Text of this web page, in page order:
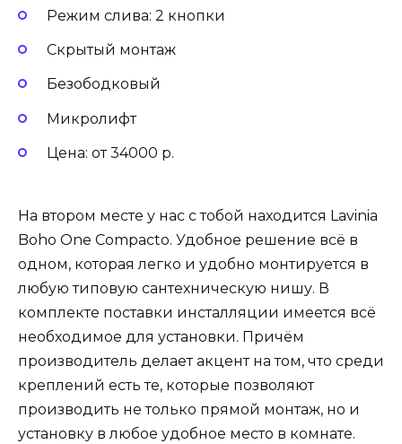
Режим слива: 2 кнопки
Скрытый монтаж
Безободковый
Микролифт
Цена: от 34000 р.
На втором месте у нас с тобой находится Lavinia
Boho One Compacto. Удобное решение всё в
одном, которая легко и удобно монтируется в
любую типовую сантехническую нишу. В
комплекте поставки инсталляции имеется всё
необходимое для установки. Причём
производитель делает акцент на том, что среди
креплений есть те, которые позволяют
производить не только прямой монтаж, но и
установку в любое удобное место в комнате.